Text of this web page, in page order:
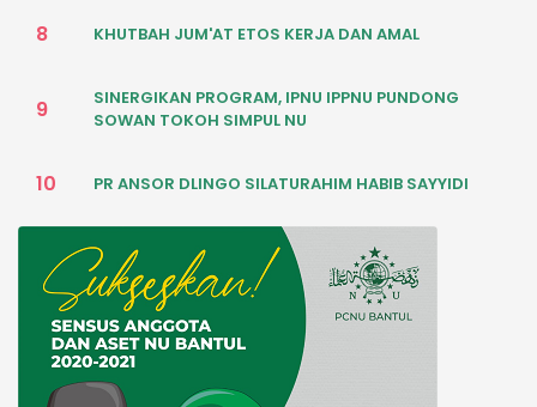
8 KHUTBAH JUM'AT ETOS KERJA DAN AMAL
9
SINERGIKAN PROGRAM, IPNU IPPNU PUNDONG
SOWAN TOKOH SIMPUL NU
10 PR ANSOR DLINGO SILATURAHIM HABIB SAYYIDI